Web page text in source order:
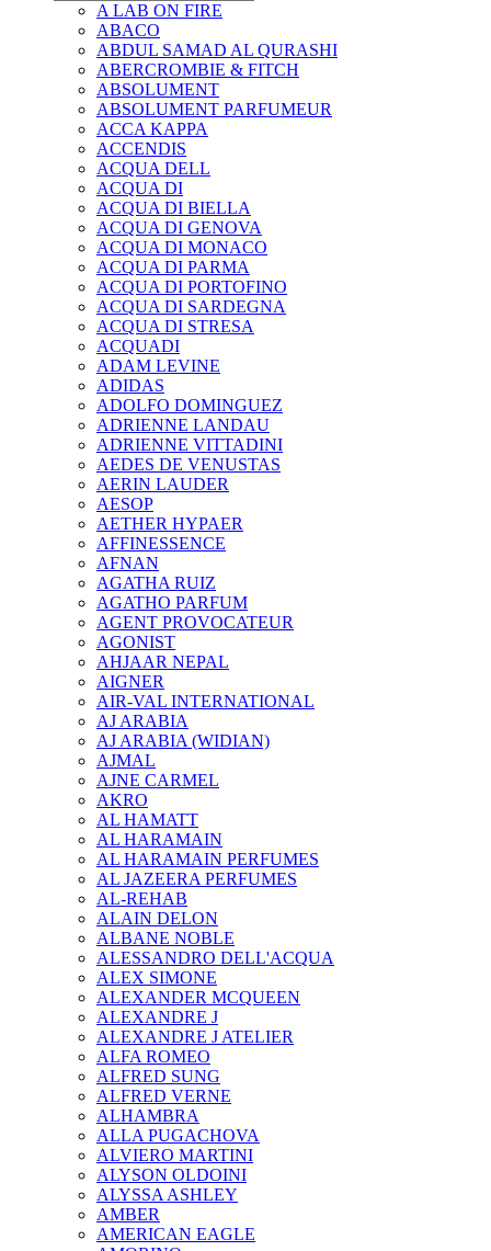
A LAB ON FIRE
ABACO
ABDUL SAMAD AL QURASHI
ABERCROMBIE & FITCH
ABSOLUMENT
ABSOLUMENT PARFUMEUR
ACCA KAPPA
ACCENDIS
ACQUA DELL
ACQUA DI
ACQUA DI BIELLA
ACQUA DI GENOVA
ACQUA DI MONACO
ACQUA DI PARMA
ACQUA DI PORTOFINO
ACQUA DI SARDEGNA
ACQUA DI STRESA
ACQUADI
ADAM LEVINE
ADIDAS
ADOLFO DOMINGUEZ
ADRIENNE LANDAU
ADRIENNE VITTADINI
AEDES DE VENUSTAS
AERIN LAUDER
AESOP
AETHER HYPAER
AFFINESSENCE
AFNAN
AGATHA RUIZ
AGATHO PARFUM
AGENT PROVOCATEUR
AGONIST
AHJAAR NEPAL
AIGNER
AIR-VAL INTERNATIONAL
AJ ARABIA
AJ ARABIA (WIDIAN)
AJMAL
AJNE CARMEL
AKRO
AL HAMATT
AL HARAMAIN
AL HARAMAIN PERFUMES
AL JAZEERA PERFUMES
AL-REHAB
ALAIN DELON
ALBANE NOBLE
ALESSANDRO DELL'ACQUA
ALEX SIMONE
ALEXANDER MCQUEEN
ALEXANDRE J
ALEXANDRE J ATELIER
ALFA ROMEO
ALFRED SUNG
ALFRED VERNE
ALHAMBRA
ALLA PUGACHOVA
ALVIERO MARTINI
ALYSON OLDOINI
ALYSSA ASHLEY
AMBER
AMERICAN EAGLE